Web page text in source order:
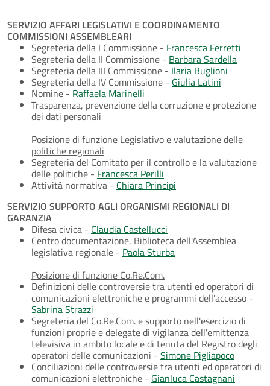
SERVIZIO AFFARI LEGISLATIVI E COORDINAMENTO
COMMISSIONI ASSEMBLEARI
Segreteria della I Commissione - Francesca Ferretti
Segreteria della II Commissione - Barbara Sardella
Segreteria della III Commissione - Ilaria Buglioni
Segreteria della IV Commissione - Giulia Latini
Nomine - Raffaela Marinelli
Trasparenza, prevenzione della corruzione e protezione
dei dati personali
Posizione di funzione Legislativo e valutazione delle
politiche regionali
Segreteria del Comitato per il controllo e la valutazione
delle politiche - Francesca Perilli
Attività normativa - Chiara Principi
SERVIZIO SUPPORTO AGLI ORGANISMI REGIONALI DI
GARANZIA
Difesa civica - Claudia Castellucci
Centro documentazione, Biblioteca dell'Assemblea
legislativa regionale - Paola Sturba
Posizione di funzione Co.Re.Com.
Definizioni delle controversie tra utenti ed operatori di
comunicazioni elettroniche e programmi dell'accesso -
Sabrina Strazzi
Segreteria del Co.Re.Com. e supporto nell'esercizio di
funzioni proprie e delegate di vigilanza dell'emittenza
televisiva in ambito locale e di tenuta del Registro degli
operatori delle comunicazioni - Simone Pigliapoco
Conciliazioni delle controversie tra utenti ed operatori di
comunicazioni elettroniche - Gianluca Castagnani